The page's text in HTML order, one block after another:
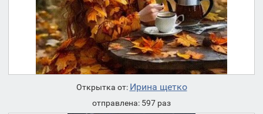
Открытка от: Ирина щетко
отправлена: 597 раз